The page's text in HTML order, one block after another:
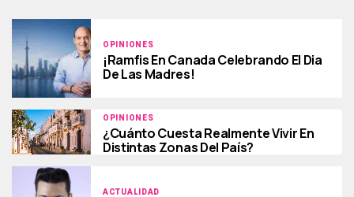
OPINIONES
¡Ramfis En Canada Celebrando El Dia
De Las Madres!
OPINIONES
¿Cuánto Cuesta Realmente Vivir En
Distintas Zonas Del País?
ACTUALIDAD